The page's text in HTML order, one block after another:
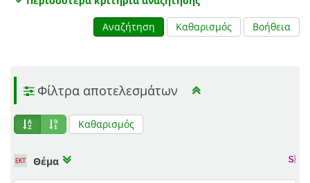
Αναζήτηση
Καθαρισμός Βοήθεια
Φίλτρα αποτελεσμάτων
Καθαρισμός
Θέμα